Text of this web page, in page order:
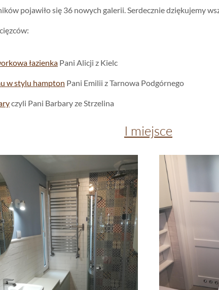
pojawiło się 36 nowych galerii. Serdecznie dziękujemy
łazienka Pani Alicji z Kielc
w stylu hampton Pani Emilii z Tarnowa Podgórnego
czyli Pani Barbary ze Strzelina
I miejsce